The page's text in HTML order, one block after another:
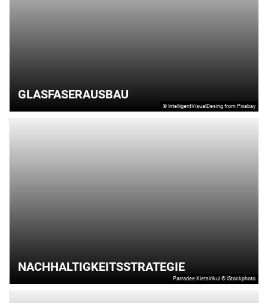
© IntelligentVisualDesing from Pixabay
GLASFASERAUSBAU
Parradee Kietsirikul © iStockphoto
NACHHALTIGKEITSSTRATEGIE